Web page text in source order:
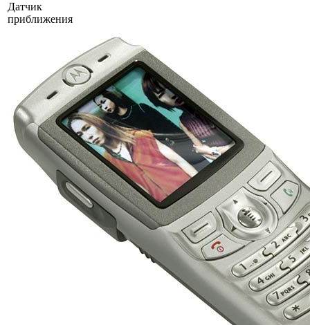
Датчик
приближения